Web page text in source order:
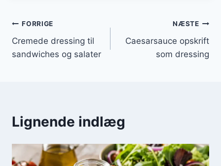
Indlægsnavigation
FORRIGE
Cremede dressing til
sandwiches og salater
NÆSTE
Caesarsauce opskrift
som dressing
Lignende indlæg